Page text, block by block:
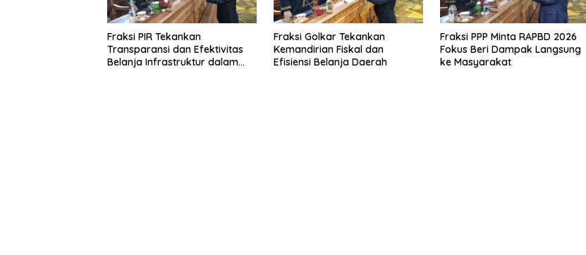
Fraksi PIR Tekankan
Transparansi dan Efektivitas
Belanja Infrastruktur dalam
Fraksi Golkar Tekankan
Kemandirian Fiskal dan
Efisiensi Belanja Daerah
Fraksi PPP Minta RAPBD 2026
Fokus Beri Dampak Langsung
ke Masyarakat